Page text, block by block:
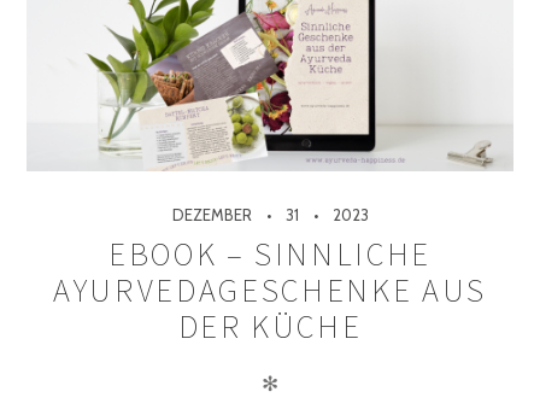
DEZEMBER 31 2023
EBOOK – SINNLICHE
AYURVEDAGESCHENKE AUS
DER KÜCHE
✻